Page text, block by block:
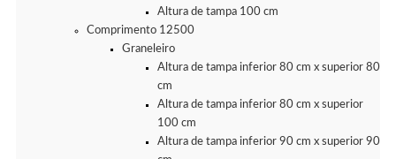
Altura de tampa 100 cm
Comprimento 12500
Graneleiro
Altura de tampa inferior 80 cm x superior 80
cm
Altura de tampa inferior 80 cm x superior
100 cm
Altura de tampa inferior 90 cm x superior 90